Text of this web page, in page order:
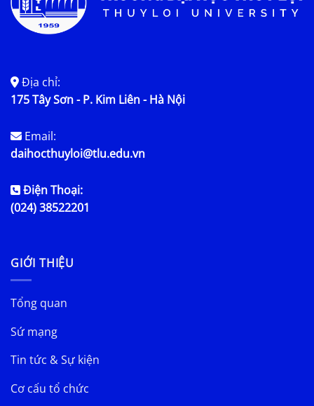
Địa chỉ:
175 Tây Sơn - P. Kim Liên - Hà Nội
Email:
daihocthuyloi@tlu.edu.vn
Điện Thoại:
(024) 38522201
GIỚI THIỆU
Tổng quan
Sứ mạng
Tin tức & Sự kiện
Cơ cấu tổ chức